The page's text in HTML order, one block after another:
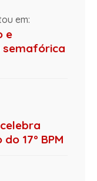
em:
e
semafórica
17º BPM